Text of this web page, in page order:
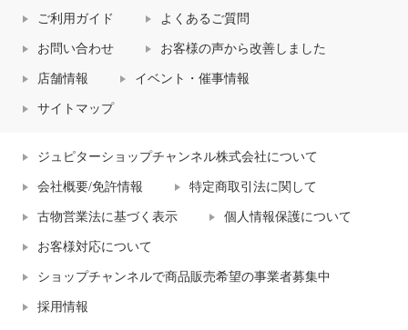
ご利用ガイド よくあるご質問
お問い合わせ お客様の声から改善しました
店舗情報 イベント・催事情報
サイトマップ
ジュピターショップチャンネル株式会社について
会社概要/免許情報 特定商取引法に関して
古物営業法に基づく表示 個人情報保護について
お客様対応について
ショップチャンネルで商品販売希望の事業者募集中
採用情報